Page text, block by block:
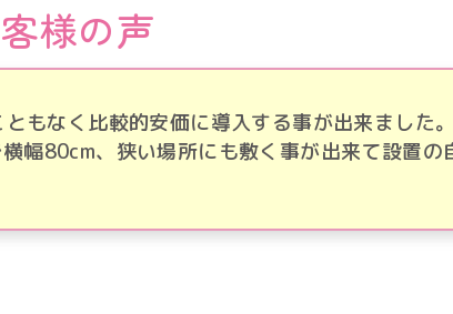
様の声
もなく比較的安価に導入する事が出来ました
幅80cm、狭い場所にも敷く事が出来て設置の